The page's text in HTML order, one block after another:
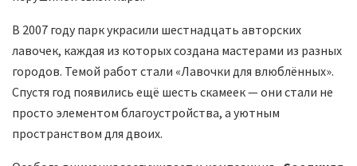
В 2007 году парк украсили шестнадцать авторских
лавочек, каждая из которых создана мастерами из разных
городов. Темой работ стали «Лавочки для влюблённых».
Спустя год появились ещё шесть скамеек — они стали не
просто элементом благоустройства, а уютным
пространством для двоих.